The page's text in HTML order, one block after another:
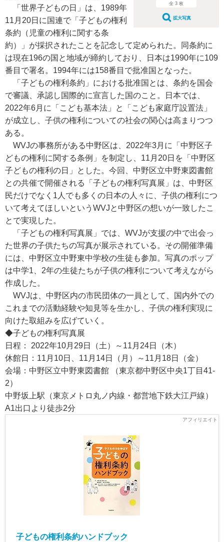
全 3 枚
拡大写真
「世界子どもの日」は、1989年
11月20日に国連で「子どもの権利
条約（児童の権利に関する条
約）」が採択されたことを記念して定められた。同条約に
は現在196の国と地域が締約しており、日本は1990年に109
番目で署名。1994年には158番目で批准国となった。
「子どもの権利条約」における批准国とは、条約を国会
で審議、承認し国際的に宣言した国のこと。日本では、
2022年6月に「こども基本法」と「こども家庭庁設置法」
が成立し、子供の権利についての社会の関心は高まりつつ
ある。
WVJの事務所がある中野区は、2022年3月に「中野区子
どもの権利に関する条例」を制定し、11月20日を「中野区
子どもの権利の日」とした。今回、中野区立中野東図書館
との共催で開催される「子どもの権利写真展」は、中野区
民だけでなく1人でも多くの日本の人々に、子供の権利につ
いて考えてほしいというWVJと中野区の想いが一致したこ
とで実現した。
「子どもの権利写真展」では、WVJが支援の中で出会っ
た世界の子供たちの写真が展示されている。その開催準備
には、中野区立中野東中学校の生徒も参加。写真のポップ
は中学1、2年の生徒たちが子供の権利について考えながら
作成した。
WVJは、中野区内の市民団体の一員として、国内外での
これまでの活動経験や知見等を生かし、子供の権利実現に
向けた取組みを広げていく。
◆子どもの権利写真展
日程： 2022年10月29日（土）～11月24日（木）
休館日：11月10日、11月14日（月）～11月18日（金）
会場：中野区立中野東図書館 （東京都中野区中央1丁目41-
2）
中野坂上駅（東京メトロ丸ノ内線・都営地下鉄大江戸線）
A1出口より徒歩2分
子どもの権利条約ハンドブック